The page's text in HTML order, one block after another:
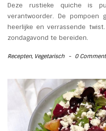
Deze rustieke quiche is
verantwoorder. De
heerlijke en verrassende
zondagavond te bereiden.
Recepten, Vegetarisch - 0